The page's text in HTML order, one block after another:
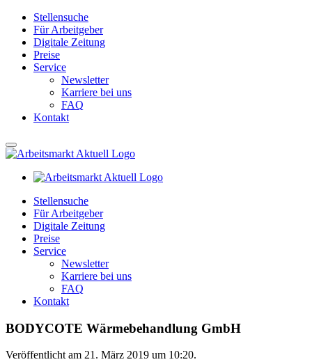
Stellensuche
Für Arbeitgeber
Digitale Zeitung
Preise
Service
Newsletter
Karriere bei uns
FAQ
Kontakt
Stellensuche
Für Arbeitgeber
Digitale Zeitung
Preise
Service
Newsletter
Karriere bei uns
FAQ
Kontakt
BODYCOTE Wärmebehandlung GmbH
Veröffentlicht am 21. März 2019 um 10:20.